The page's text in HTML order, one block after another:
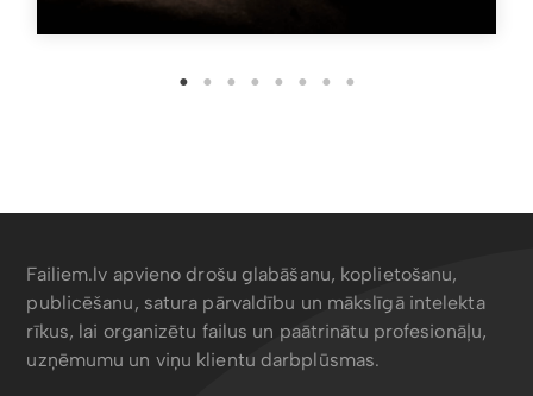
Failiem.lv apvieno drošu glabāšanu, koplietošanu,
publicēšanu, satura pārvaldību un mākslīgā intelekta
rīkus, lai organizētu failus un paātrinātu profesionāļu,
uzņēmumu un viņu klientu darbplūsmas.